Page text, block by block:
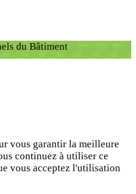
du Bâtiment
vous garantir la meilleure
continuez à utiliser ce
vous acceptez l'utilisation